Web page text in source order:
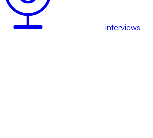
Interviews